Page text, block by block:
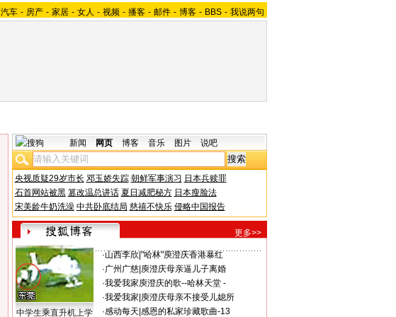
汽车 - 房产 - 家居 - 女人 - 视频 - 播客 - 邮件 - 博客 - BBS - 我说两句
新闻 网页 博客 音乐 图片 说吧
央视质疑29岁市长 邓玉娇失踪 朝鲜军事演习 日本兵赎罪
石首网站被黑 篡改温总讲话 夏日减肥秘方 日本瘦脸法
宋美龄牛奶洗澡 中共卧底结局 慈禧不快乐 侵略中国报告
更多>>
中学生乘直升机上学
·山西李欣 "哈林"庾澄庆香港暴红
·广州广慈| 庾澄庆母亲逼儿子离婚
·我爱我家庾澄庆的歌--哈林天堂 -
·我爱我家 庾澄庆母亲不接受儿媳所
·感动每天 感恩的私家珍藏歌曲-13